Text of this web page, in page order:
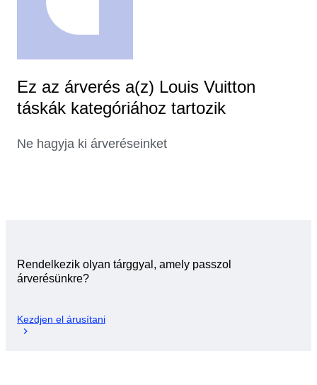
Ez az árverés a(z) Louis Vuitton
táskák kategóriához tartozik
Ne hagyja ki árveréseinket
Rendelkezik olyan tárggyal, amely passzol
árverésünkre?
Kezdjen el árusítani